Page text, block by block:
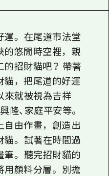
。 在尾道市法堂
的悠閒時空裡，親
招財貓吧？ 帶著
貓，把尾道的好運
來就被視為吉祥
隆、家庭平安等。
自由作畫，創造出
。 試著在時間過
。 聽完招財貓的
顏料分層。 別擔